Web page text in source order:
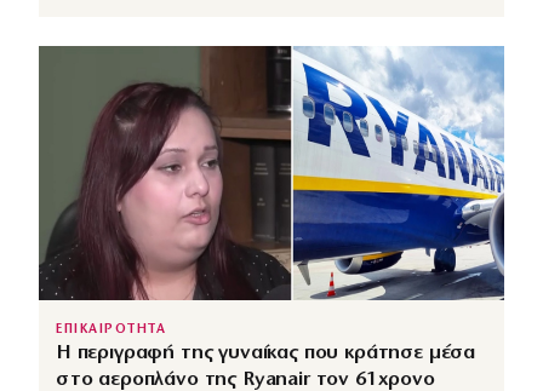
ΕΠΙΚΑΙΡΟΤΗΤΑ
Η περιγραφή της γυναίκας που κράτησε μέσα
στο αεροπλάνο της Ryanair τον 61χρονο